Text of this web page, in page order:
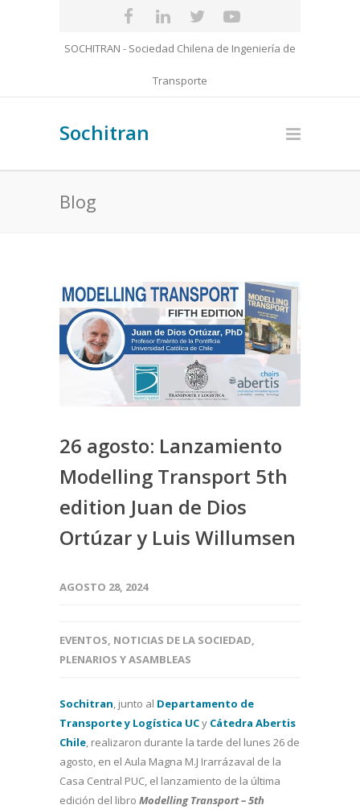
SOCHITRAN - Sociedad Chilena de Ingeniería de
Transporte
Sochitran
Blog
26 agosto: Lanzamiento
Modelling Transport 5th
edition Juan de Dios
Ortúzar y Luis Willumsen
AGOSTO 28, 2024
EVENTOS, NOTICIAS DE LA SOCIEDAD,
PLENARIOS Y ASAMBLEAS
Sochitran, junto al Departamento de
Transporte y Logística UCy Cátedra Abertis
Chile, realizaron durante la tarde del lunes 26 de
agosto, en el Aula Magna M.J Irarrázaval de la
Casa Central PUC, el lanzamiento de la última
edición del libro Modelling Transport – 5th